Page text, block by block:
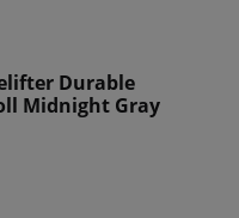
Durable
Midnight Gray